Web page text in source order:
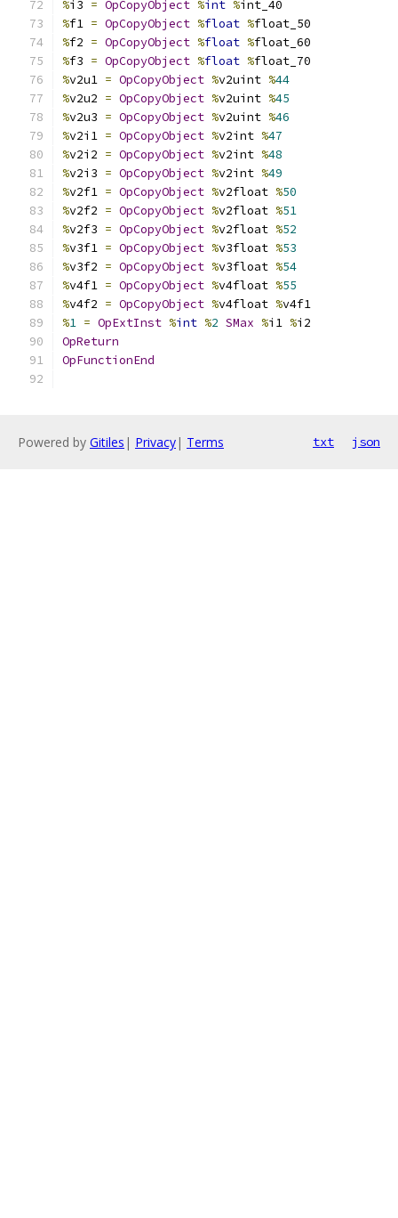
%i3 = OpCopyObject %int %int_40
%f1 = OpCopyObject %float %float_50
%f2 = OpCopyObject %float %float_60
%f3 = OpCopyObject %float %float_70
%v2u1 = OpCopyObject %v2uint %44
%v2u2 = OpCopyObject %v2uint %45
%v2u3 = OpCopyObject %v2uint %46
%v2i1 = OpCopyObject %v2int %47
%v2i2 = OpCopyObject %v2int %48
%v2i3 = OpCopyObject %v2int %49
%v2f1 = OpCopyObject %v2float %50
%v2f2 = OpCopyObject %v2float %51
%v2f3 = OpCopyObject %v2float %52
%v3f1 = OpCopyObject %v3float %53
%v3f2 = OpCopyObject %v3float %54
%v4f1 = OpCopyObject %v4float %55
%v4f2 = OpCopyObject %v4float %v4f1
%1 = OpExtInst %int %2 SMax %i1 %i2
OpReturn
OpFunctionEnd
Powered by Gitiles | Privacy| Terms txt json